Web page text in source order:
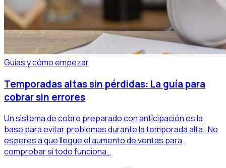
Guías y cómo empezar
Temporadas altas sin pérdidas: La guía para
cobrar sin errores
Un sistema de cobro preparado con anticipación es la
base para evitar problemas durante la temporada alta . No
esperes a que llegue el aumento de ventas para
comprobar si todo funciona…